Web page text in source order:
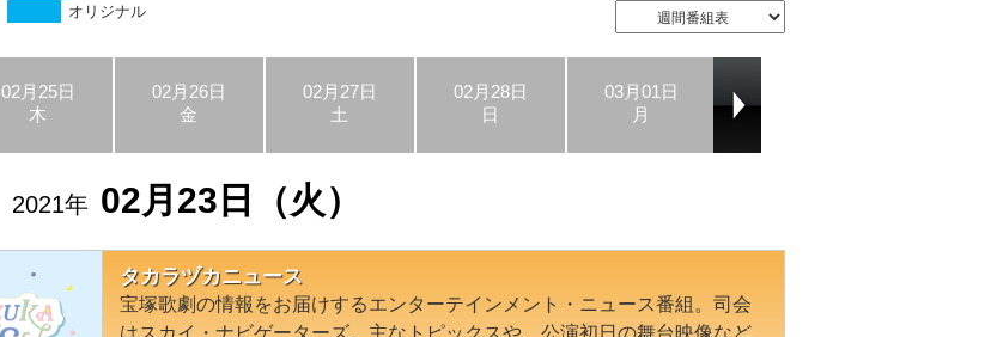
オリジナル
02月25日
木
02月26日
金
02月27日
土
02月28日
日
03月01日
月
2021年 02月23日（火）
タカラヅカニュース
宝塚歌劇の情報をお届けするエンターテインメント・ニュース番組。司会
はスカイ・ナビゲーターズ。主なトピックスや、公演初日の舞台映像など